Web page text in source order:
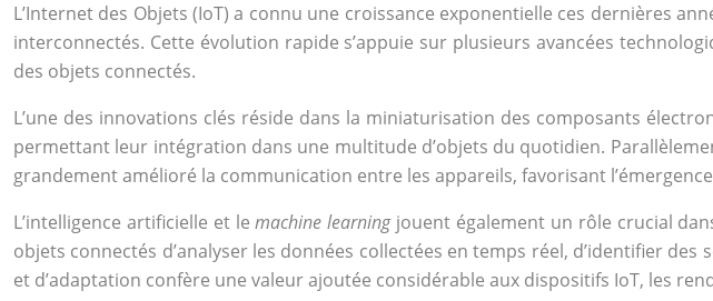
L’Internet des Objets (IoT) a connu une croissance exponentielle ces dernières
interconnectés. Cette évolution rapide s’appuie sur plusieurs avancées
des objets connectés.
L’une des innovations clés réside dans la miniaturisation des composants
permettant leur intégration dans une multitude d’objets du quotidien.
grandement amélioré la communication entre les appareils, favorisant
L’intelligence artificielle et lemachine learning jouent également un rôle crucial
objets connectés d’analyser les données collectées en temps réel, d’identifier
et d’adaptation confère une valeur ajoutée considérable aux dispositifs IoT, les